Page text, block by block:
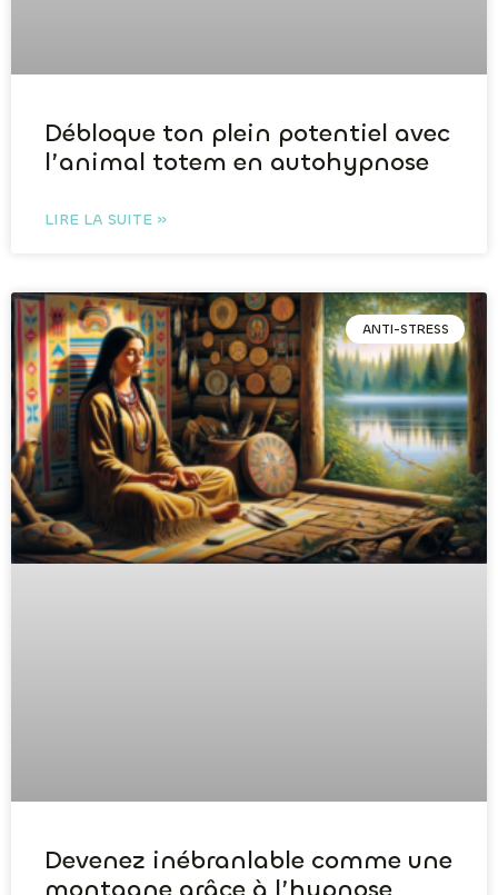
Débloque ton plein potentiel avec
l’animal totem en autohypnose
LIRE LA SUITE »
ANTI-STRESS
Devenez inébranlable comme une